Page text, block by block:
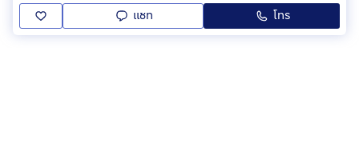
แชท โทร